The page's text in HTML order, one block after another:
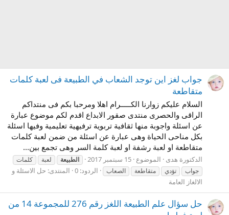
جواب لغز اين توجد الشعاب في الطبيعة فى لعبة كلمات
متقاطعة
السلام عليكم زوارنا الكـــــرام اهلا ومرحبا بكم فى منتداكم
الراقى والحصرى منتدى صقور الابداع اقدم لكم موضوع عبارة
عن اسئلة واجوبة منها ثقافية تربوية ترفيهية تعليمية وفيها اسئلة
بكل مناحى الحياة وهى عبارة عن اسئلة من ضمن لعبة كلمات
متقاطعة او لعبة رشفة او لعبة كلمة السر وهى تجمع بين...
الدكتورة هدى الموضوع 15 سبتمبر 2017 الطبيعة لعبة
كلمات
جواب
تؤدي متقاطعة الصعاب الردود: 0 المنتدى: حل الاسئلة و
الالغاز العامة
حل سؤال علم الطبيعة اللغز رقم 276 للمجموعة 14 من